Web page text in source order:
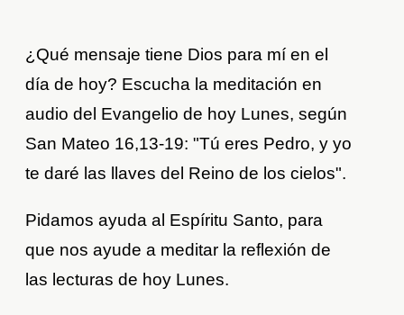
¿Qué mensaje tiene Dios para mí en el
día de hoy? Escucha la meditación en
audio del Evangelio de hoy Lunes, según
San Mateo 16,13-19: "Tú eres Pedro, y yo
te daré las llaves del Reino de los cielos".
Pidamos ayuda al Espíritu Santo, para
que nos ayude a meditar la reflexión de
las lecturas de hoy Lunes.